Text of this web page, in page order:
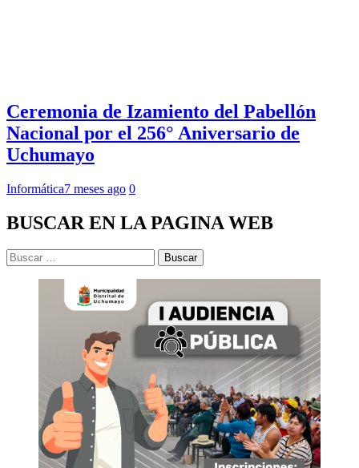
Ceremonia de Izamiento del Pabellón
Nacional por el 256° Aniversario de
Uchumayo
Informática7 meses ago 0
BUSCAR EN LA PAGINA WEB
Buscar: